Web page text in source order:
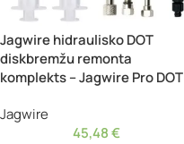
Jagwire hidraulisko DOT
diskbremžu remonta
komplekts – Jagwire Pro DOT
Jagwire
45,48€